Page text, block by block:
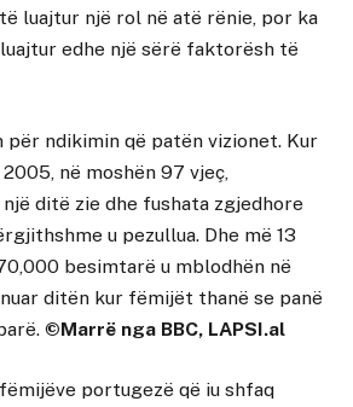
luajtur një rol në atë rënie, por ka
edhe një sërë faktorësh të
për ndikimin që patën vizionet. Kur
në moshën 97 vjeç,
ditë zie dhe fushata zgjedhore
u pezullua. Dhe më 13
besimtarë u mblodhën në
ditën kur fëmijët thanë se panë
©Marrë nga BBC, LAPSI.al
portugezë që iu shfaq